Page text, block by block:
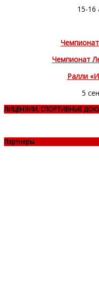
15-16
Чемпионат
Ралли
5
ЛИЦЕНЗИИ, СПОРТИВНЫЕ
Партнеры